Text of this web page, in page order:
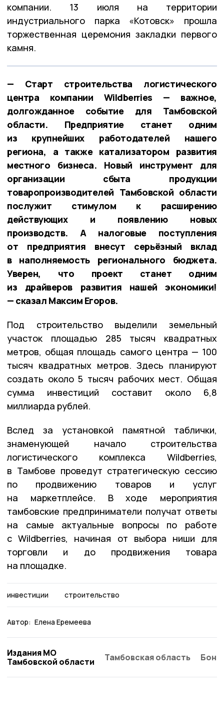
компании. 13 июля на территории
индустриального парка «Котовск» прошла
торжественная церемония закладки первого
камня.
— Старт строительства логистического
центра компании Wildberries — важное,
долгожданное событие для Тамбовской
области. Предприятие станет одним
из крупнейших работодателей нашего
региона, а также катализатором развития
местного бизнеса. Новый инструмент для
организации сбыта продукции
товаропроизводителей Тамбовской области
послужит стимулом к расширению
действующих и появлению новых
производств. А налоговые поступления
от предприятия внесут серьёзный вклад
в наполняемость регионального бюджета.
Уверен, что проект станет одним
из драйверов развития нашей экономики!
— сказал Максим Егоров.
Под строительство выделили земельный
участок площадью 285 тысяч квадратных
метров, общая площадь самого центра — 100
тысяч квадратных метров. Здесь планируют
создать около 5 тысяч рабочих мест. Общая
сумма инвестиций составит около 6,8
миллиарда рублей.
Вслед за установкой памятной таблички,
знаменующей начало строительства
логистического комплекса Wildberries,
в Тамбове проведут стратегическую сессию
по продвижению товаров и услуг
на маркетплейсе. В ходе мероприятия
тамбовские предприниматели получат ответы
на самые актуальные вопросы по работе
с Wildberries, начиная от выбора ниши для
торговли и до продвижения товара
на площадке.
инвестиции строительство
Автор: Елена Еремеева
Издания МО
Тамбовской области
Тамбовская область